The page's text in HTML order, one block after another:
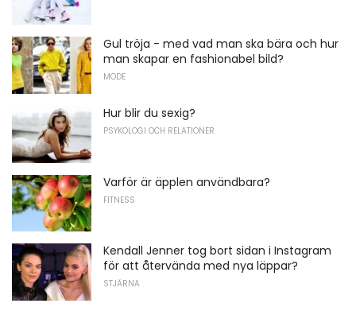
Gul tröja - med vad man ska bära och hur
man skapar en fashionabel bild?
MODE
Hur blir du sexig?
PSYKOLOGI OCH RELATIONER
Varför är äpplen användbara?
FITNESS
Kendall Jenner tog bort sidan i Instagram
för att återvända med nya läppar?
STJÄRNA